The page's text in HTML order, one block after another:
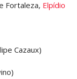
Fortaleza, Elpídio
Cazaux)